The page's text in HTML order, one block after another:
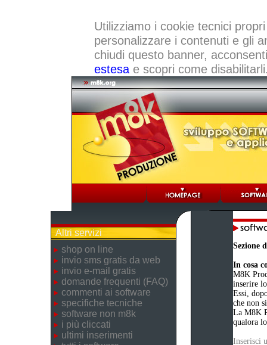
Utilizziamo i cookie tecnici
personalizzare i contenuti e gli
chiudi questo banner,
estesae scopri come
Altri servizi
shop on line
invio sms gratis da web
invio e-mail gratis
domande frequenti (FAQ)
commenti ai software
specifiche tecniche
software non m8k
i più cliccati
ultimi inserimenti
Sezione
In cosa
M8K
inserire
Essi,
che non
La M8K
qualora
Inserisci